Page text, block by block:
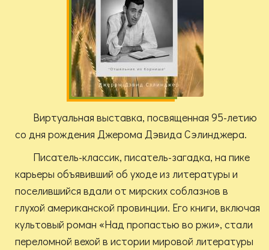
Виртуальная выставка, посвященная 95-летию
со дня рождения Джерома Дэвида Сэлинджера.
Писатель-классик, писатель-загадка, на пике
карьеры объявивший об уходе из литературы и
поселившийся вдали от мирских соблазнов в
глухой американской провинции. Его книги, включая
культовый роман «Над пропастью во ржи», стали
переломной вехой в истории мировой литературы